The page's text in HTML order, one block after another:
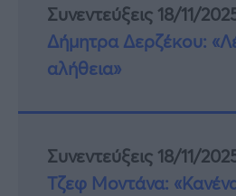
Συνεντεύξεις 18/11/
Δήμητρα Δερζέκου:
αλήθεια»
Συνεντεύξεις 18/11/
Τζεφ Μοντάνα: